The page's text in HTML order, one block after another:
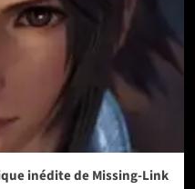
inédite de Missing-Link